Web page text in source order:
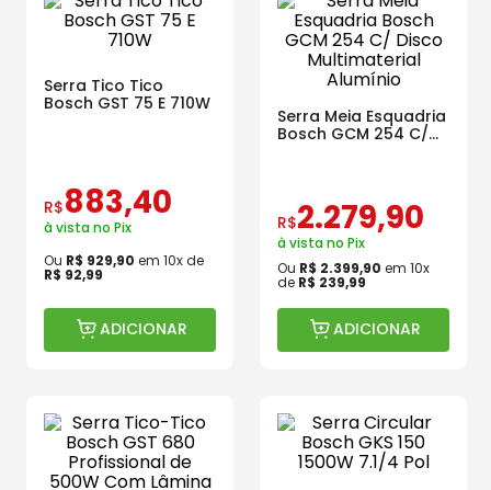
Serra Tico Tico
Bosch GST 75 E 710W
R$883,40
à vista no Pix
Ou R$ 929,90 em 10x de
R$ 92,99
ADICIONAR
Serra Meia Esquadria
Bosch GCM 254 C/
R$2.279,90
à vista no Pix
Ou R$ 2.399,90 em 10x
de R$ 239,99
ADICIONAR